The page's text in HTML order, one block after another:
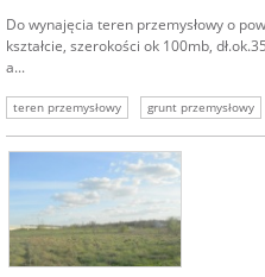
Do wynajęcia teren przemysłowy o
kształcie, szerokości ok 100mb,
a...
teren przemysłowy grunt przemysłowy
nieruchomości przemysłowe
grunty
grunty przemysłowe